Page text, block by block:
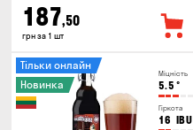
187,50
грн за 1 шт
Міцність
5.5 °
Гіркота
16 IBU
Тільки онлайн
Новинка